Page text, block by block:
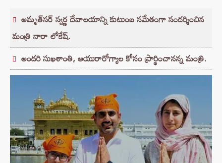
అమృత్‌సర్ స్వర్ణ దేవాలయాన్ని కుటుంబ సమేతంగా సందర్శించిన
మంత్రి నారా లోకేష్.
అందరి సుఖశాంతి, ఆయురారోగ్యాల కోసం ప్రార్థించానన్న మంత్రి.